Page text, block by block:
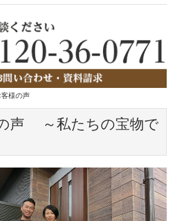
わり
までの流れ
客様の声
声 ～私たちの宝物で